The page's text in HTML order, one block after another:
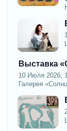
Выставка
10 Июля 2026,
Галерея